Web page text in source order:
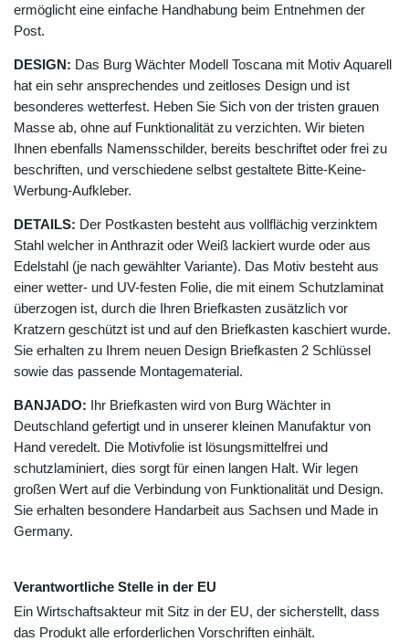
ermöglicht eine einfache Handhabung beim Entnehmen der
Post.
DESIGN: Das Burg Wächter Modell Toscana mit Motiv Aquarell
hat ein sehr ansprechendes und zeitloses Design und ist
besonderes wetterfest. Heben Sie Sich von der tristen grauen
Masse ab, ohne auf Funktionalität zu verzichten. Wir bieten
Ihnen ebenfalls Namensschilder, bereits beschriftet oder frei zu
beschriften, und verschiedene selbst gestaltete Bitte-Keine-
Werbung-Aufkleber.
DETAILS: Der Postkasten besteht aus vollflächig verzinktem
Stahl welcher in Anthrazit oder Weiß lackiert wurde oder aus
Edelstahl (je nach gewählter Variante). Das Motiv besteht aus
einer wetter- und UV-festen Folie, die mit einem Schutzlaminat
überzogen ist, durch die Ihren Briefkasten zusätzlich vor
Kratzern geschützt ist und auf den Briefkasten kaschiert wurde.
Sie erhalten zu Ihrem neuen Design Briefkasten 2 Schlüssel
sowie das passende Montagematerial.
BANJADO: Ihr Briefkasten wird von Burg Wächter in
Deutschland gefertigt und in unserer kleinen Manufaktur von
Hand veredelt. Die Motivfolie ist lösungsmittelfrei und
schutzlaminiert, dies sorgt für einen langen Halt. Wir legen
großen Wert auf die Verbindung von Funktionalität und Design.
Sie erhalten besondere Handarbeit aus Sachsen und Made in
Germany.
Verantwortliche Stelle in der EU
Ein Wirtschaftsakteur mit Sitz in der EU, der sicherstellt, dass
das Produkt alle erforderlichen Vorschriften einhält.